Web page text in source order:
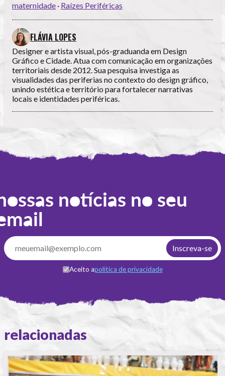
maternidade · Raízes Periféricas
FLÁVIA LOPES
Designer e artista visual, pós-graduanda em Design
Gráfico e Cidade. Atua com comunicação em organizações
territoriais desde 2012. Sua pesquisa investiga as
visualidades das periferias no contexto do design gráfico,
unindo estética e território para fortalecer narrativas
locais e identidades periféricas.
notícias no seu
Aceito apolítica de privacidade
relacionadas